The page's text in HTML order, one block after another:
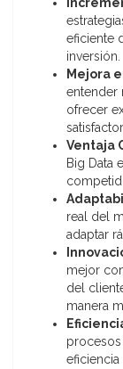
eficiente
inversión.
Mejora
entender
ofrecer
Ventaja
Big Data
real del
adaptar
mejor
del
manera